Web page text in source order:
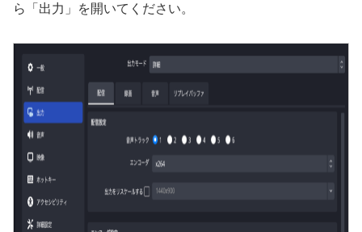
ら「出力」を開いてください。